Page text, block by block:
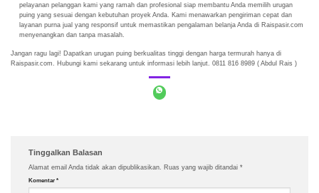
pelayanan pelanggan kami yang ramah dan profesional siap membantu Anda memilih urugan
puing yang sesuai dengan kebutuhan proyek Anda. Kami menawarkan pengiriman cepat dan
layanan purna jual yang responsif untuk memastikan pengalaman belanja Anda di Raispasir.com
menyenangkan dan tanpa masalah.
Jangan ragu lagi! Dapatkan urugan puing berkualitas tinggi dengan harga termurah hanya di
Raispasir.com. Hubungi kami sekarang untuk informasi lebih lanjut. 0811 816 8989 ( Abdul Rais )
Tinggalkan Balasan
Alamat email Anda tidak akan dipublikasikan. Ruas yang wajib ditandai *
Komentar *